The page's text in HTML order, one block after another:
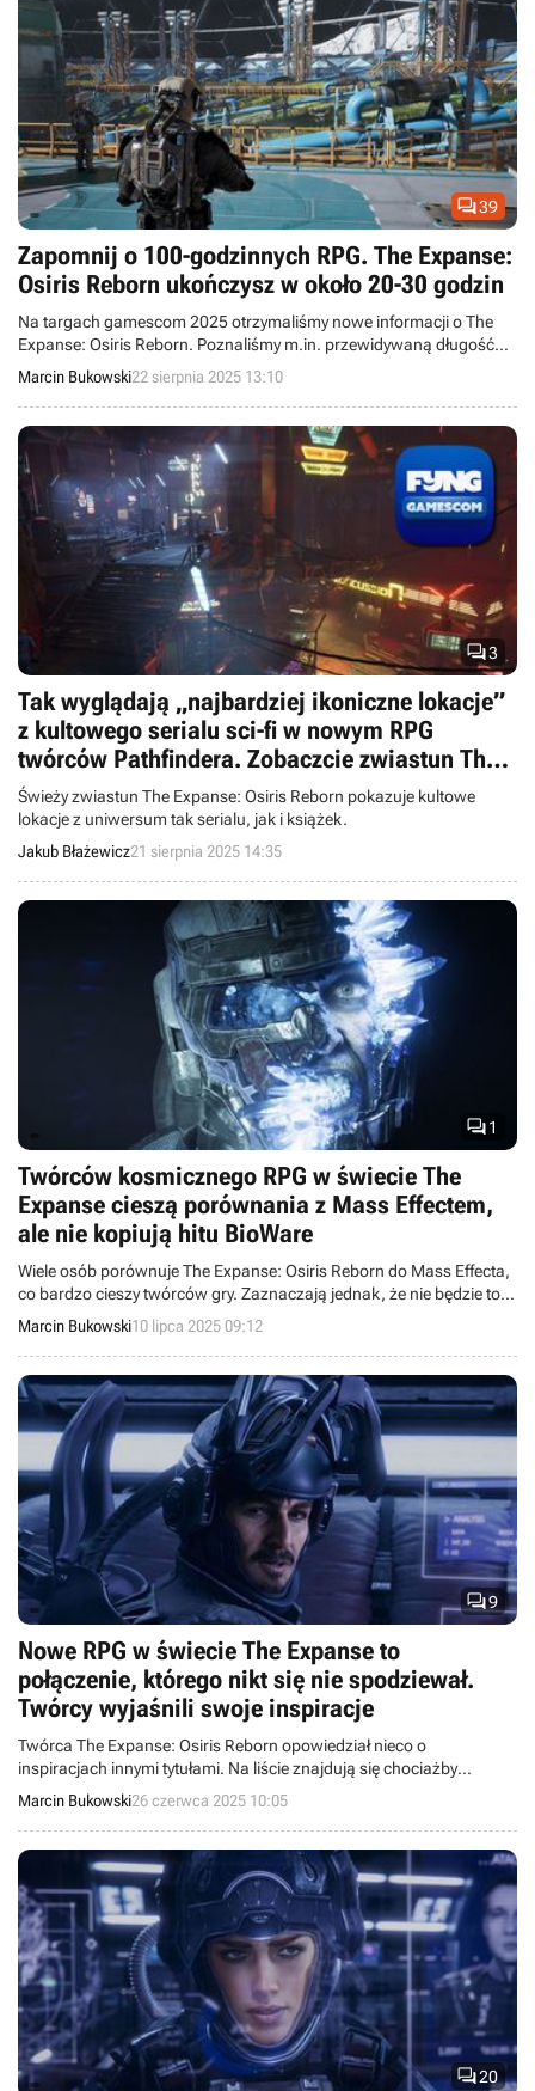
39
Zapomnij o 100-godzinnych RPG. The Expanse:
Osiris Reborn ukończysz w około 20-30 godzin
Na targach gamescom 2025 otrzymaliśmy nowe informacji o The
Expanse: Osiris Reborn. Poznaliśmy m.in. przewidywaną długość
gry.
Marcin Bukowski22 sierpnia 2025 13:10
3
Tak wyglądają „najbardziej ikoniczne lokacje”
z kultowego serialu sci-fi w nowym RPG
twórców Pathfindera. Zobaczcie zwiastun The
Expanse: Osiris Reborn
Świeży zwiastun The Expanse: Osiris Reborn pokazuje kultowe
lokacje z uniwersum tak serialu, jak i książek.
Jakub Błażewicz21 sierpnia 2025 14:35
1
Twórców kosmicznego RPG w świecie The
Expanse cieszą porównania z Mass Effectem,
ale nie kopiują hitu BioWare
Wiele osób porównuje The Expanse: Osiris Reborn do Mass Effecta,
co bardzo cieszy twórców gry. Zaznaczają jednak, że nie będzie to
klon hitowej serii kosmicznych RPG studia BioWare.
Marcin Bukowski10 lipca 2025 09:12
9
Nowe RPG w świecie The Expanse to
połączenie, którego nikt się nie spodziewał.
Twórcy wyjaśnili swoje inspiracje
Twórca The Expanse: Osiris Reborn opowiedział nieco o
inspiracjach innymi tytułami. Na liście znajdują się chociażby
Baldur’s Gate 3 czy Persona 5.
Marcin Bukowski26 czerwca 2025 10:05
20